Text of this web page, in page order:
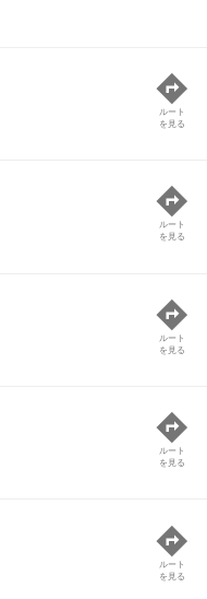
ルート
を見る
ルート
を見る
ルート
を見る
ルート
を見る
ルート
を見る